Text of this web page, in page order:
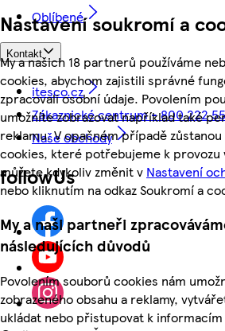
Nastavení soukromí a
My a našich 18 partnerů používáme
cookies, abychom zajistili správné
zpracovali osobní údaje. Povolením
umožníte zobrazovat například také
reklamu. V opačném případě
cookies, které potřebujeme k provozu
můžete kdykoliv změnit v Nastavení
nebo kliknutím na odkaz Soukromí a
My a naši partneři
následujících důvodů
Povolením souborů cookies nám
zobrazeného obsahu a reklamy,
ukládat nebo přistupovat k informacím
Oblíbené
Kontakt
itesco.cz
Zákaznické centrum - 800 222
Naše obchody
followUs